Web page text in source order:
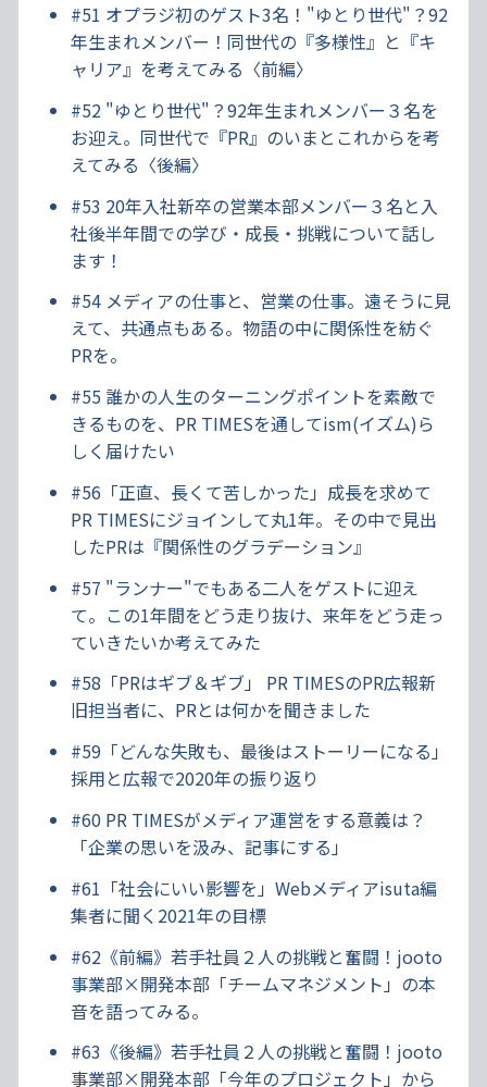
#51 オプラジ初のゲスト3名！"ゆとり世代"？92
年生まれメンバー！同世代の『多様性』と『キ
ャリア』を考えてみる〈前編〉
#52 "ゆとり世代"？92年生まれメンバー３名を
お迎え。同世代で『PR』のいまとこれからを考
えてみる〈後編〉
#53 20年入社新卒の営業本部メンバー３名と入
社後半年間での学び・成長・挑戦について話し
ます！
#54 メディアの仕事と、営業の仕事。遠そうに見
えて、共通点もある。物語の中に関係性を紡ぐ
PRを。
#55 誰かの人生のターニングポイントを素敵で
きるものを、PR TIMESを通してism(イズム)ら
しく届けたい
#56「正直、長くて苦しかった」成長を求めて
PR TIMESにジョインして丸1年。その中で見出
したPRは『関係性のグラデーション』
#57 "ランナー"でもある二人をゲストに迎え
て。この1年間をどう走り抜け、来年をどう走っ
ていきたいか考えてみた
#58「PRはギブ＆ギブ」 PR TIMESのPR広報新
旧担当者に、PRとは何かを聞きました
#59「どんな失敗も、最後はストーリーになる」
採用と広報で2020年の振り返り
#60 PR TIMESがメディア運営をする意義は？
「企業の思いを汲み、記事にする」
#61「社会にいい影響を」Webメディアisuta編
集者に聞く2021年の目標
#62《前編》若手社員２人の挑戦と奮闘！jooto
事業部×開発本部「チームマネジメント」の本
音を語ってみる。
#63《後編》若手社員２人の挑戦と奮闘！jooto
事業部×開発本部「今年のプロジェクト」から